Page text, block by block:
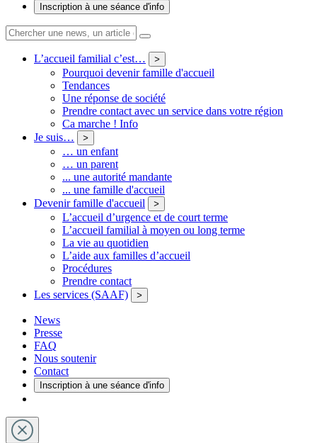
Inscription à une séance d'info
L’accueil familial c’est… >
Pourquoi devenir famille d'accueil
Tendances
Une réponse de société
Prendre contact avec un service dans votre région
Ca marche ! Info
Je suis…
>
… un enfant
… un parent
... une autorité mandante
... une famille d'accueil
Devenir famille d'accueil
>
L’accueil d’urgence et de court terme
L’accueil familial à moyen ou long terme
La vie au quotidien
L’aide aux familles d’accueil
Procédures
Prendre contact
Les services (SAAF)
>
News
Presse
FAQ
Nous soutenir
Contact
Inscription à une séance d'info